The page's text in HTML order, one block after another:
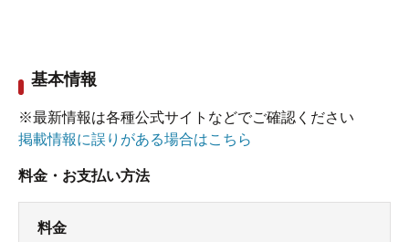
基本情報
※最新情報は各種公式サイトなどでご確認ください
掲載情報に誤りがある場合はこちら
料金・お支払い方法
料金